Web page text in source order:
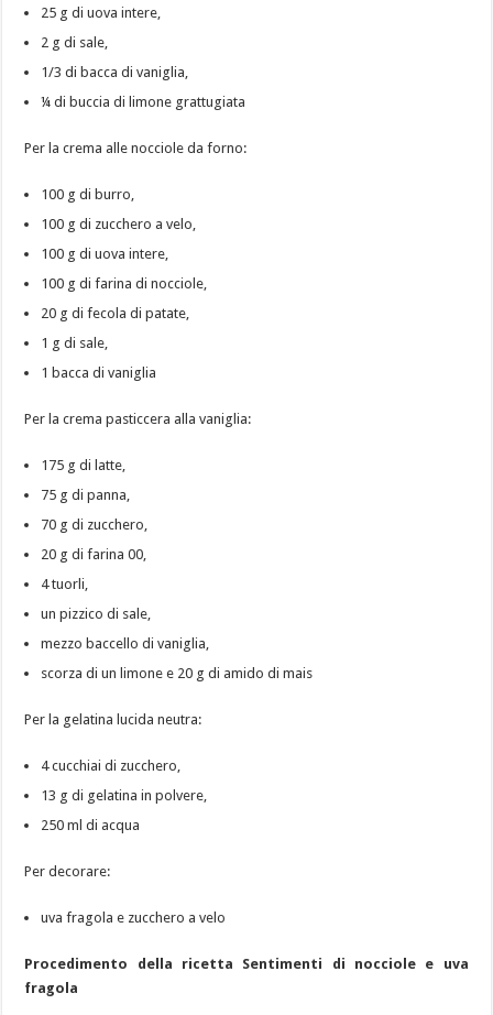
25 g di uova intere,
2 g di sale,
1/3 di bacca di vaniglia,
¼ di buccia di limone grattugiata
Per la crema alle nocciole da forno:
100 g di burro,
100 g di zucchero a velo,
100 g di uova intere,
100 g di farina di nocciole,
20 g di fecola di patate,
1 g di sale,
1 bacca di vaniglia
Per la crema pasticcera alla vaniglia:
175 g di latte,
75 g di panna,
70 g di zucchero,
20 g di farina 00,
4 tuorli,
un pizzico di sale,
mezzo baccello di vaniglia,
scorza di un limone e 20 g di amido di mais
Per la gelatina lucida neutra:
4 cucchiai di zucchero,
13 g di gelatina in polvere,
250 ml di acqua
Per decorare:
uva fragola e zucchero a velo
Procedimento della ricetta Sentimenti di nocciole e uva
fragola